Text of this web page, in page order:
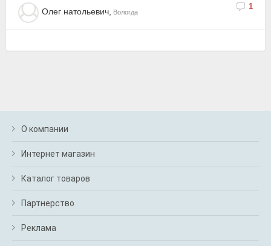
1
Олег натольевич, Вологда
О компании
Интернет магазин
Каталог товаров
Партнерство
Реклама